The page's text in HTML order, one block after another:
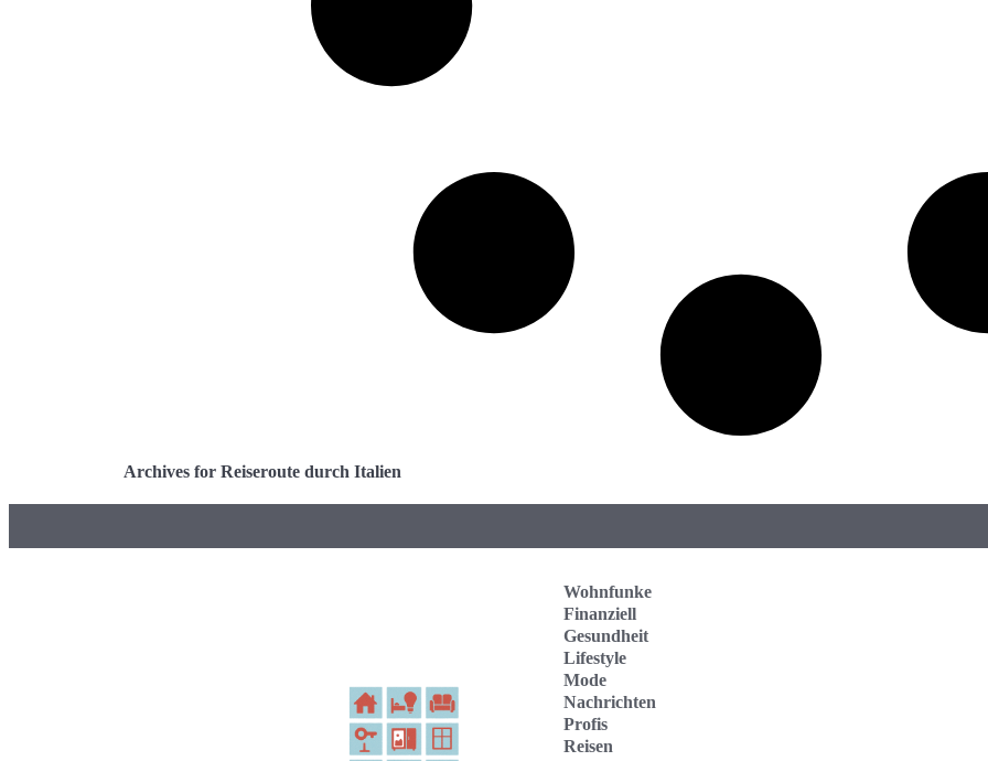
Archives for Reiseroute durch Italien
Wohnfunke
Finanziell
Gesundheit
Lifestyle
Mode
Nachrichten
Profis
Reisen